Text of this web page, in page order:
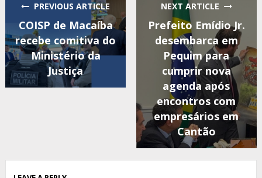
PREVIOUS ARTICLE
COISP de Macaíba
recebe comitiva do
Ministério da
Justiça
NEXT ARTICLE
Prefeito Emídio Jr.
desembarca em
Pequim para
cumprir nova
agenda após
encontros com
empresários em
Cantão